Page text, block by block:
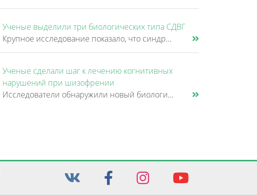
Ученые выделили три биологических типа СДВГ
Крупное исследование показало, что синдром дефицита внимания и гиперактивности (СДВГ) может включать не два, а три биоло......
Ученые сделали шаг к лечению когнитивных
нарушений при шизофрении
Исследователи обнаружили новый биологический механизм, который может быть связан с нарушением памяти и внимания при шизо......